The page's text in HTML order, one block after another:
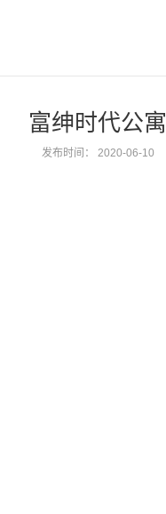
富绅时代公寓
发布时间： 2020-06-10